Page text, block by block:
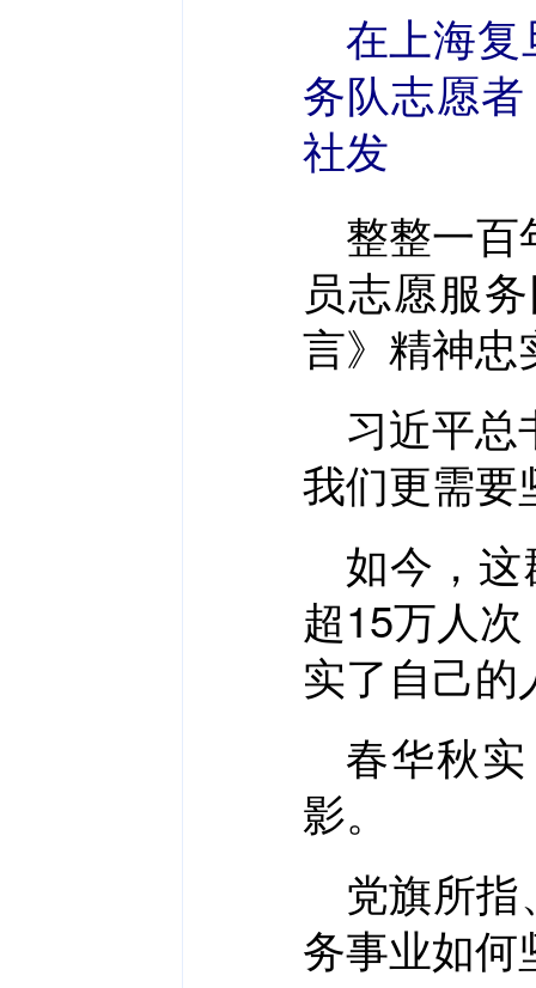
在上海复
务队志愿
社发
整整一
员志愿服
言》精神忠
习近平总
我们更需要
如今，
超15万人
实了自己
春华秋
影。
党旗所
务事业如何